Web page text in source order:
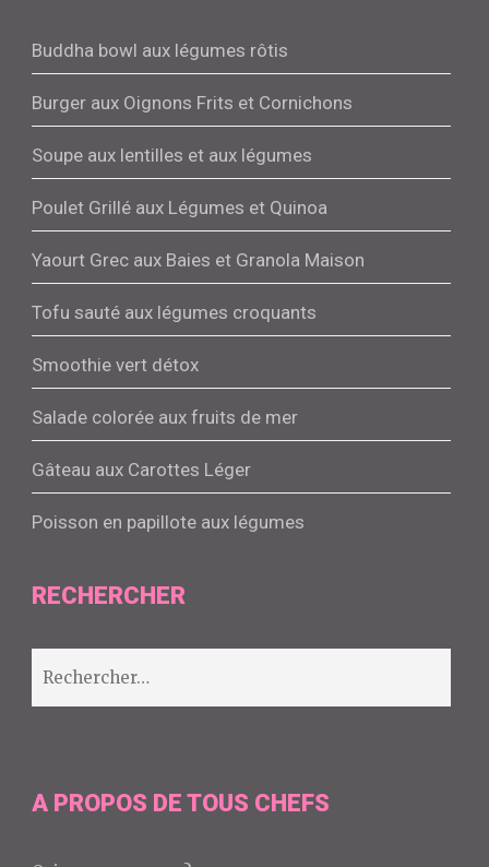
Buddha bowl aux légumes rôtis
Burger aux Oignons Frits et Cornichons
Soupe aux lentilles et aux légumes
Poulet Grillé aux Légumes et Quinoa
Yaourt Grec aux Baies et Granola Maison
Tofu sauté aux légumes croquants
Smoothie vert détox
Salade colorée aux fruits de mer
Gâteau aux Carottes Léger
Poisson en papillote aux légumes
RECHERCHER
A PROPOS DE TOUS CHEFS